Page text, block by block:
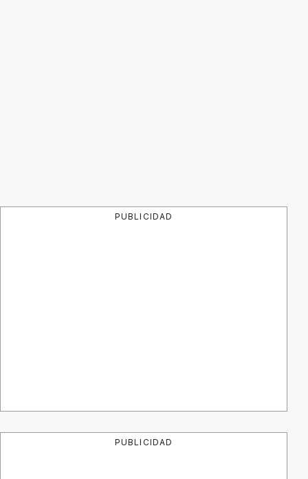
PUBLICIDAD
PUBLICIDAD